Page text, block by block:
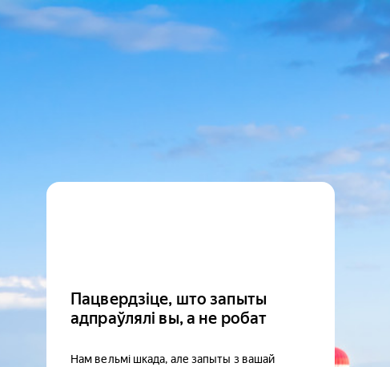
Пацвердзіце, што запыты
адпраўлялі вы, а не робат
Нам вельмі шкада, але запыты з вашай